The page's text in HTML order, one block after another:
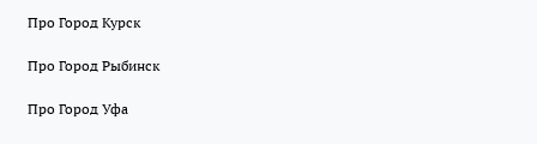
Про Город Курск
Про Город Рыбинск
Про Город Уфа